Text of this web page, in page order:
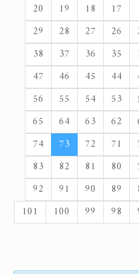
17
18
19
20
26
27
28
29
35
36
37
38
44
45
46
47
53
54
55
56
62
63
64
65
71
72
73
74
80
81
82
83
89
90
91
92
98
99
100
101